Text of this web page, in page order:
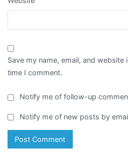
Save my name, email, and
time I comment.
Notify me of follow-up
Notify me of new posts by